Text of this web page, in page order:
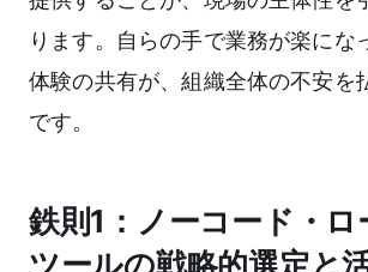
ります。自らの手で業務が楽にな
体験の共有が、組織全体の不安を
です。
鉄則1：ノーコード・ロ
ツールの戦略的選定と